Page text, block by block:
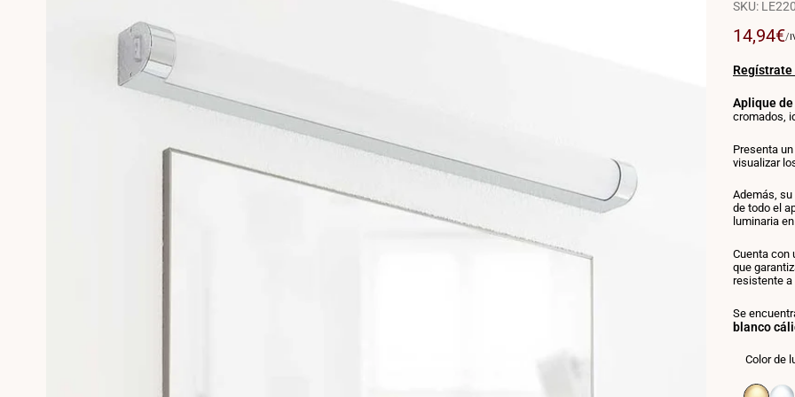
SKU:
Precio
venta
14,94€/
Aplique de
cromados,
Presenta un
visualizar
Además,
de todo el
luminaria
Cuenta con
que
resistente
Se
blanco
Color de